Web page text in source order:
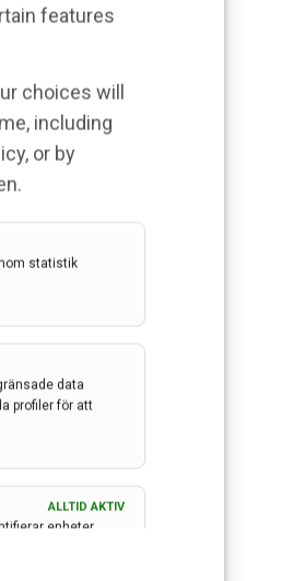
features
choices will
including
or by
statistik
data
profiler för att
ALLTID AKTIV
enheter